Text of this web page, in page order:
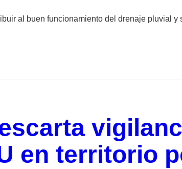
al buen funcionamiento del drenaje pluvial y
en territorio